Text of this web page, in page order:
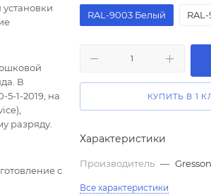
В
5-1-2019, на
разряду.
с
RAL-9003 Белый
КУПИТЬ В 1
Характеристики
Производитель — Gresson
Все характеристики